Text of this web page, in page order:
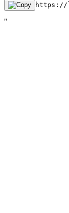
https://
"